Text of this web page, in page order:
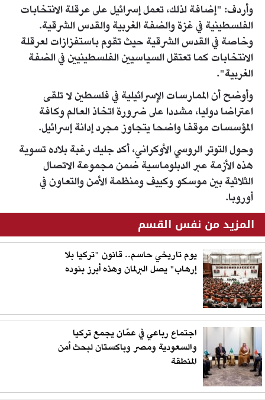
وأردف: "إضافة لذلك، تعمل إسرائيل على عرقلة الانتخابات
الفلسطينية في غزة والضفة الغربية والقدس الشرقية.
وخاصة في القدس الشرقية حيث تقوم باستفزازات لعرقلة
الانتخابات كما تعتقل السياسيين الفلسطينيين في الضفة
الغربية".
وأوضح أن الممارسات الإسرائيلية في فلسطين لا تلقى
اعتراضا دوليا، مشددا على ضرورة اتخاذ العالم وكافة
المؤسسات موقفا واضحا يتجاوز مجرد إدانة إسرائيل.
وحول التوتر الروسي الأوكراني، أكد جليك رغبة بلاده تسوية
هذه الأزمة عبر الدبلوماسية ضمن مجموعة الاتصال
الثلاثية بين موسكو وكييف ومنظمة الأمن والتعاون في
أوروبا.
المزيد من نفس القسم
يوم تاريخي حاسم.. قانون "تركيا بلا
إرهاب" يصل البرلمان وهذه أبرز بنوده
اجتماع رباعي في عمّان يجمع تركيا
والسعودية ومصر وباكستان لبحث أمن
المنطقة